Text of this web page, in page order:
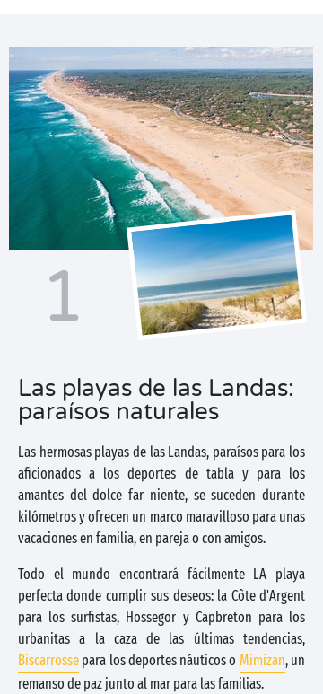
1
Las playas de las Landas:
paraísos naturales
Las hermosas playas de las Landas, paraísos para los
aficionados a los deportes de tabla y para los
amantes del dolce far niente, se suceden durante
kilómetros y ofrecen un marco maravilloso para unas
vacaciones en familia, en pareja o con amigos.
Todo el mundo encontrará fácilmente LA playa
perfecta donde cumplir sus deseos: la Côte d'Argent
para los surfistas, Hossegor y Capbreton para los
urbanitas a la caza de las últimas tendencias,
Biscarrosse para los deportes náuticos o Mimizan, un
remanso de paz junto al mar para las familias.